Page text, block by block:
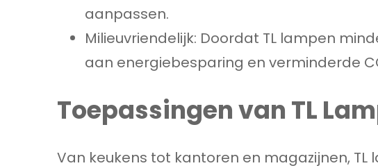
aanpassen.
Milieuvriendelijk: Doordat TL lampen
aan energiebesparing en verminderde
Toepassingen van TL
Van keukens tot kantoren en magazijnen,